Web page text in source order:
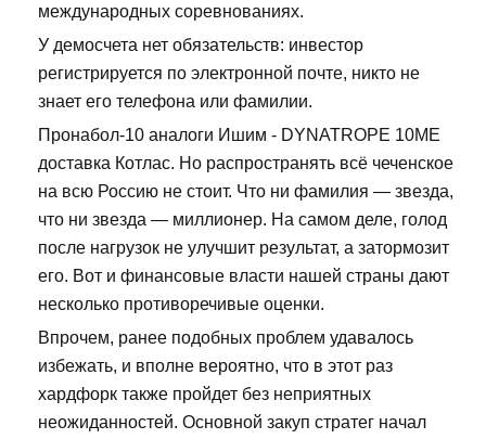
международных соревнованиях.
У демосчета нет обязательств: инвестор
регистрируется по электронной почте, никто не
знает его телефона или фамилии.
Пронабол-10 аналоги Ишим - DYNATROPE 10ME
доставка Котлас. Но распространять всё чеченское
на всю Россию не стоит. Что ни фамилия — звезда,
что ни звезда — миллионер. На самом деле, голод
после нагрузок не улучшит результат, а затормозит
его. Вот и финансовые власти нашей страны дают
несколько противоречивые оценки.
Впрочем, ранее подобных проблем удавалось
избежать, и вполне вероятно, что в этот раз
хардфорк также пройдет без неприятных
неожиданностей. Основной закуп стратег начал